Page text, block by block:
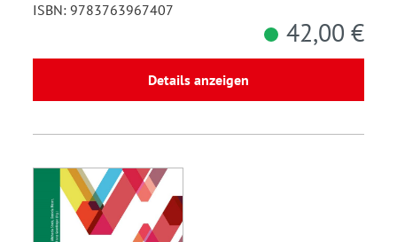
ISBN: 9783763967407
42,00 €
Details anzeigen